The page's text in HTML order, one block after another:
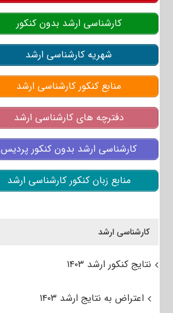
کارشناسی ارشد بدون کنکور
شهریه کارشناسی ارشد
منابع کنکور کارشناسی ارشد
دفترچه های کارشناسی ارشد
کارشناسی ارشد بدون کنکور پردیس
منابع زبان کنکور کارشناسی ارشد
کارشناسی ارشد
نتایج کنکور ارشد ۱۴۰۳
اعتراض به نتایج ارشد ۱۴۰۳